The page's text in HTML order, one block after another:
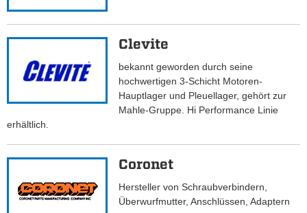
Clevite
bekannt geworden durch seine
hochwertigen 3-Schicht Motoren-
Hauptlager und Pleuellager, gehört zur
Mahle-Gruppe. Hi Performance Linie
erhältlich.
Coronet
Hersteller von Schraubverbindern,
Überwurfmutter, Anschlüssen, Adaptern